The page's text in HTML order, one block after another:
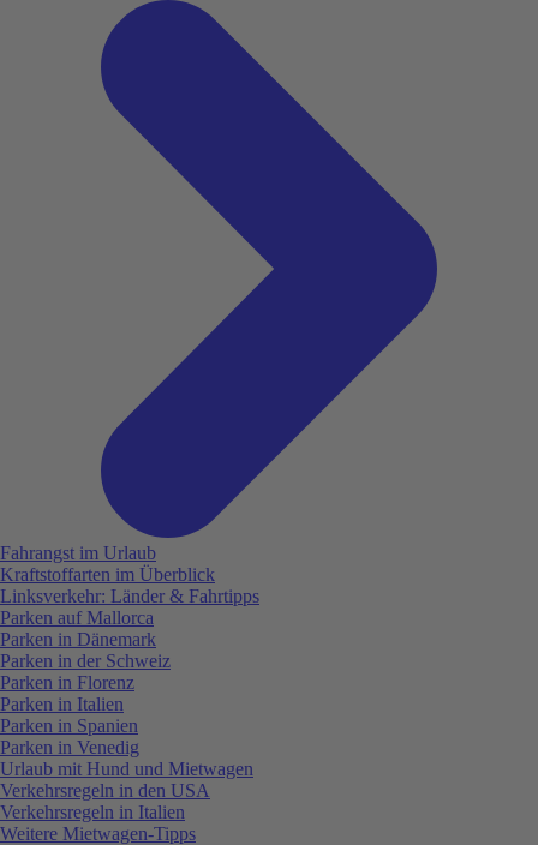
Fahrangst im Urlaub
Kraftstoffarten im Überblick
Linksverkehr: Länder & Fahrtipps
Parken auf Mallorca
Parken in Dänemark
Parken in der Schweiz
Parken in Florenz
Parken in Italien
Parken in Spanien
Parken in Venedig
Urlaub mit Hund und Mietwagen
Verkehrsregeln in den USA
Verkehrsregeln in Italien
Weitere Mietwagen-Tipps